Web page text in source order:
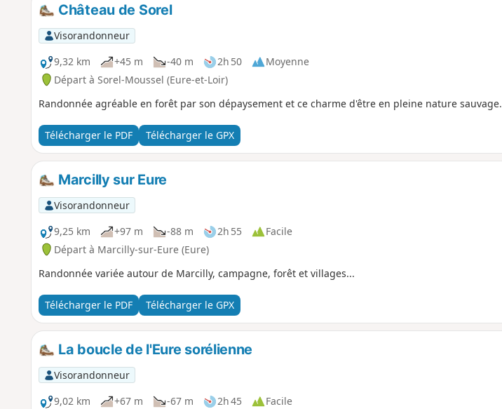
Château de Sorel
Visorandonneur
9,32 km
+45 m -40 m 2h 50
Moyenne
Départ à Sorel-Moussel (Eure-et-Loir)
Randonnée agréable en forêt par son dépaysement et ce charme d'être en pleine nature sauvage.
Télécharger le PDF Télécharger le GPX
Marcilly sur Eure
Visorandonneur
9,25 km
+97 m -88 m 2h 55
Facile
Départ à Marcilly-sur-Eure (Eure)
Randonnée variée autour de Marcilly, campagne, forêt et villages...
Télécharger le PDF Télécharger le GPX
La boucle de l'Eure sorélienne
Visorandonneur
9,02 km
+67 m -67 m 2h 45
Facile